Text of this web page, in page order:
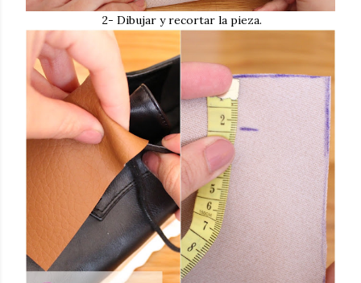
2- Dibujar y recortar la pieza.